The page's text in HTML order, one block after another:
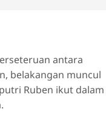
antara
belakangan muncul
Ruben ikut dalam